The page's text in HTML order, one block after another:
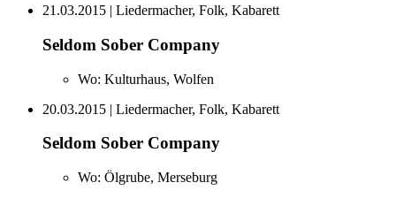
21.03.2015 | Liedermacher, Folk, Kabarett
Seldom Sober Company
Wo: Kulturhaus, Wolfen
20.03.2015 | Liedermacher, Folk, Kabarett
Seldom Sober Company
Wo: Ölgrube, Merseburg